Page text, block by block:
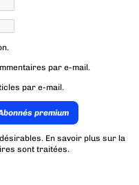
par e-mail.
par e-mail.
premium
En savoir plus sur la
sont traitées.